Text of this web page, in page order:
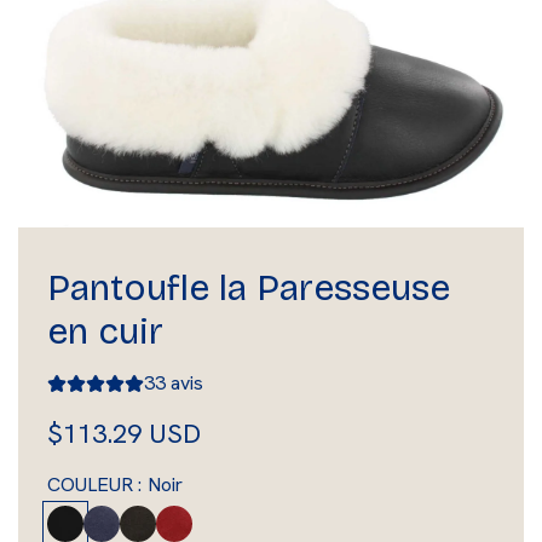
Pantoufle la Paresseuse
en cuir
33 avis
P
r
i
$113.29 USD
COULEUR : Noir
M